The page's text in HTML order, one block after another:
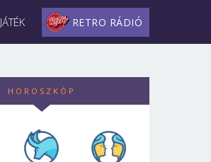
JÁTÉK RETRO RÁDIÓ
HOROSZKÓP